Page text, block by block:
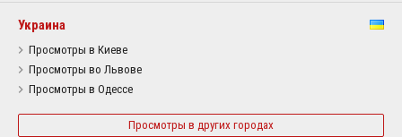
Украина
Просмотры в Киеве
Просмотры во Львове
Просмотры в Одессе
Просмотры в других городах